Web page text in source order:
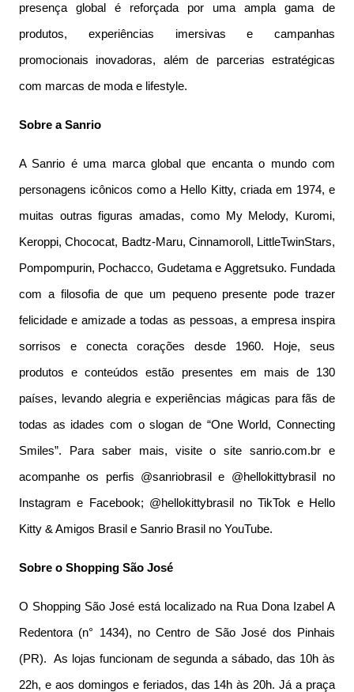
presença global é reforçada por uma ampla gama de
produtos, experiências imersivas e campanhas
promocionais inovadoras, além de parcerias estratégicas
com marcas de moda e lifestyle.
Sobre a Sanrio
A Sanrio é uma marca global que encanta o mundo com
personagens icônicos como a Hello Kitty, criada em 1974, e
muitas outras figuras amadas, como My Melody, Kuromi,
Keroppi, Chococat, Badtz-Maru, Cinnamoroll, LittleTwinStars,
Pompompurin, Pochacco, Gudetama e Aggretsuko. Fundada
com a filosofia de que um pequeno presente pode trazer
felicidade e amizade a todas as pessoas, a empresa inspira
sorrisos e conecta corações desde 1960. Hoje, seus
produtos e conteúdos estão presentes em mais de 130
países, levando alegria e experiências mágicas para fãs de
todas as idades com o slogan de “One World, Connecting
Smiles”. Para saber mais, visite o site sanrio.com.br e
acompanhe os perfis @sanriobrasil e @hellokittybrasil no
Instagram e Facebook; @hellokittybrasil no TikTok e Hello
Kitty & Amigos Brasil e Sanrio Brasil no YouTube.
Sobre o Shopping São José
O Shopping São José está localizado na Rua Dona Izabel A
Redentora (n° 1434), no Centro de São José dos Pinhais
(PR). As lojas funcionam de segunda a sábado, das 10h às
22h, e aos domingos e feriados, das 14h às 20h. Já a praça